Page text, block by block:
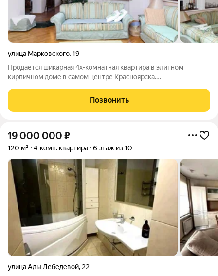
улица Марковского,19
Продается шикарная 4х-комнатная квартира в элитном
кирпичном доме в самом центре Красноярска.
Ремонт по дизайн проекту из высококачественных,
дорогостоящих материалов: - На полу паркет ТARKETT и
Позвонить
19 000 000 ₽
120 м² 4-комн. квартира 6 этаж из 10
улица Ады Лебедевой, 22